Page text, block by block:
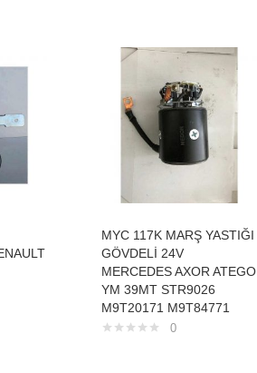
MYC 117K MARŞ YASTIĞI
GÖVDELİ 24V
MERCEDES AXOR ATEGO
YM 39MT STR9026
M9T20171 M9T84771
0